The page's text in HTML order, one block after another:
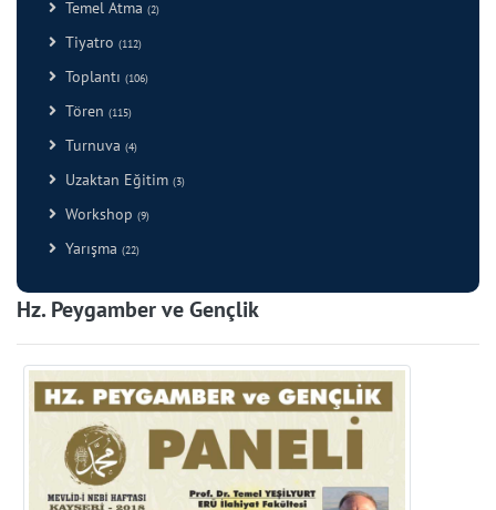
Temel Atma (2)
Tiyatro (112)
Toplantı (106)
Tören (115)
Turnuva (4)
Uzaktan Eğitim (3)
Workshop (9)
Yarışma (22)
Hz. Peygamber ve Gençlik